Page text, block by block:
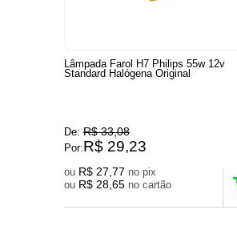
Lâmpada Farol H7 Philips 55w 12v
Standard Halógena Original
De: R$ 33,08
Por:R$ 29,23
ou R$ 27,77
no pix
ou R$ 28,65 no cartão